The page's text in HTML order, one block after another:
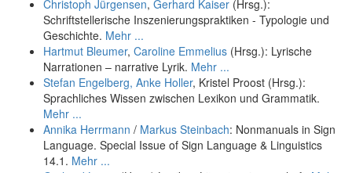
Christoph Jürgensen, Gerhard Kaiser (Hrsg.):
Schriftstellerische Inszenierungspraktiken - Typologie und
Geschichte. Mehr ...
Hartmut Bleumer, Caroline Emmelius (Hrsg.): Lyrische
Narrationen – narrative Lyrik. Mehr ...
Stefan Engelberg, Anke Holler, Kristel Proost (Hrsg.):
Sprachliches Wissen zwischen Lexikon und Grammatik.
Mehr ...
Annika Herrmann / Markus Steinbach: Nonmanuals in Sign
Language. Special Issue of Sign Language & Linguistics
14.1. Mehr ...